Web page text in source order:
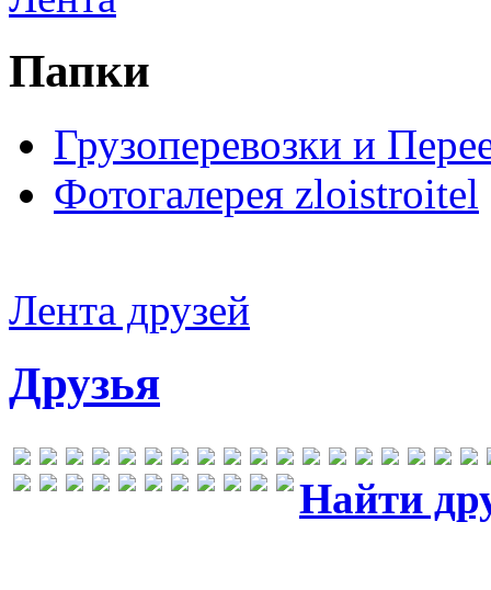
Папки
Грузоперевозки и
Фотогалерея zloistroitel
Лента друзей
Друзья
Найти